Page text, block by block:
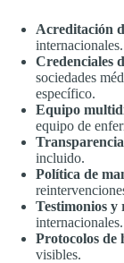
Acreditación
internacionales.
Credenciales
sociedades
específico.
Equipo
equipo de
Transparencia
incluido.
Política de
Testimonios y
internacionales.
Protocolos de
visibles.